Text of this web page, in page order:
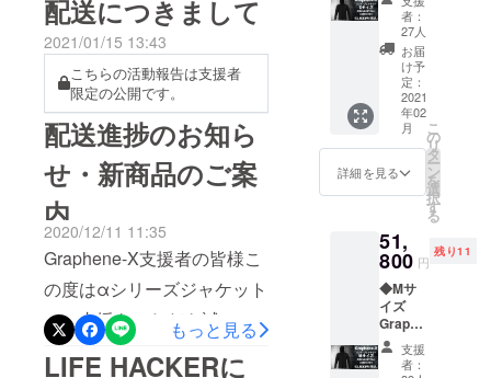
開放するバッテリー電熱機
能を搭載しています。アパ
レルの歴史を更新し続けて
きたブランドの最新作を是
非チェックして下さい。詳
しくはLINE公式からチェッ
クして下さい。
https://lin.ee/Vl3noyuW
の兆しが見え始めてきまし
たね。今後ますますアウト
ドアが活発になっていくで
あろう時期に最適な新商品
をご紹介します。国内先行
販売にて大ヒットを記録し
たGRAPHENE-Xにおいて最
高のタフネスを誇るOMEGA
パンツ(現Expedition)がさら
に進化して帰ってきまし
た。その名も『Everything
Proof Pants』前作では製造
配送につきまして
2021/01/15 13:43
こちらの活動報告は支援者
限定の公開です。
配送進捗のお知ら
せ・新商品のご案
内
2020/12/11 11:35
Graphene-X支援者の皆様こ
の度はαシリーズジャケット
にご支援をいただき誠にあ
りがとうございます。現地
もっと見る
LIFE HACKERに
れを責任あ
る方法で成
し遂げるこ
とです。
私たちは創
業以来、二
酸化炭素排
出量の測
オフセット
に取り組ん
でいます。
シリー
ズジャ
ケット
１着 少
し大き
めの作
りと
なって
おりま
すの
で、普
段着て
のの一
つ下の
サイズ
をオス
スメし
ていま
す。 ※
サイズ
者：
27人
お届
け予
定：
2021
年02
月
詳細を見る
こ
の
リ
タ
ー
ン
を
選
択
す
る
51,
800 円
残り11
◆Mサ
イズ
Graphe
ne-X α
シリー
支援
者：